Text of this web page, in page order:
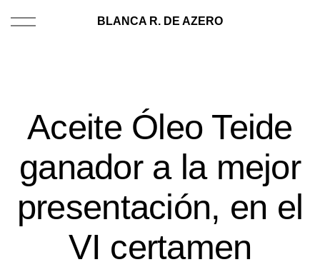
BLANCA R. DE AZERO
Aceite Óleo Teide
ganador a la mejor
presentación, en el
VI certamen